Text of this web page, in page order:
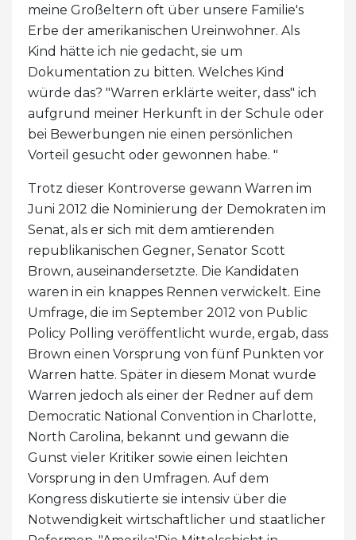
meine Großeltern oft über unsere Familie's
Erbe der amerikanischen Ureinwohner. Als
Kind hätte ich nie gedacht, sie um
Dokumentation zu bitten. Welches Kind
würde das? "Warren erklärte weiter, dass" ich
aufgrund meiner Herkunft in der Schule oder
bei Bewerbungen nie einen persönlichen
Vorteil gesucht oder gewonnen habe. "
Trotz dieser Kontroverse gewann Warren im
Juni 2012 die Nominierung der Demokraten im
Senat, als er sich mit dem amtierenden
republikanischen Gegner, Senator Scott
Brown, auseinandersetzte. Die Kandidaten
waren in ein knappes Rennen verwickelt. Eine
Umfrage, die im September 2012 von Public
Policy Polling veröffentlicht wurde, ergab, dass
Brown einen Vorsprung von fünf Punkten vor
Warren hatte. Später in diesem Monat wurde
Warren jedoch als einer der Redner auf dem
Democratic National Convention in Charlotte,
North Carolina, bekannt und gewann die
Gunst vieler Kritiker sowie einen leichten
Vorsprung in den Umfragen. Auf dem
Kongress diskutierte sie intensiv über die
Notwendigkeit wirtschaftlicher und staatlicher